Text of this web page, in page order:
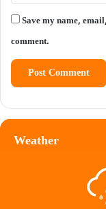
Save my name,
comment.
Weather